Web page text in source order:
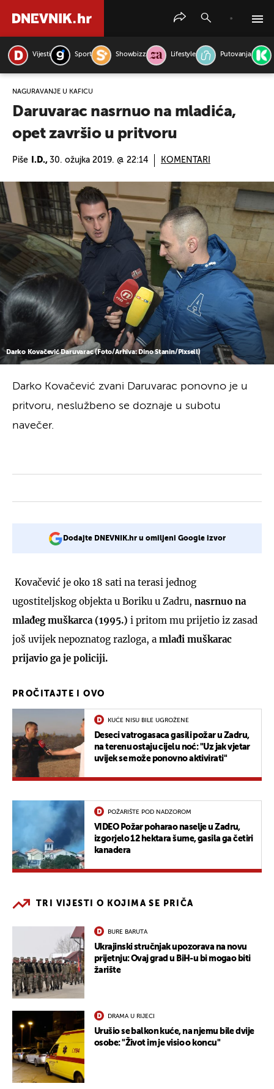
Vijesti Sport Showbizz Lifestyle Putovanja
NAGURAVANJE U KAFIĆU
Daruvarac nasrnuo na mladića,
opet završio u pritvoru
Piše I.D., 30. ožujka 2019. @ 22:14 KOMENTARI
Darko Kovačević Daruvarac (Foto/Arhiva: Dino Stanin/Pixsell)
Darko Kovačević zvani Daruvarac ponovno je u
pritvoru, neslužbeno se doznaje u subotu
navečer.
Dodajte DNEVNIK.hr u omiljeni Google izvor
Kovačević je oko 18 sati na terasi jednog
ugostiteljskog objekta u Boriku u Zadru, nasrnuo na
mlađeg muškarca (1995.) i pritom mu prijetio iz zasad
još uvijek nepoznatog razloga, a mlađi muškarac
prijavio ga je policiji.
PROČITAJTE I OVO
KUĆE NISU BILE UGROŽENE
Deseci vatrogasaca gasili požar u Zadru,
na terenu ostaju cijelu noć: "Uz jak vjetar
uvijek se može ponovno aktivirati"
POŽARIŠTE POD NADZOROM
VIDEO Požar poharao naselje u Zadru,
izgorjelo 12 hektara šume, gasila ga četiri
kanadera
TRI VIJESTI O KOJIMA SE PRIČA
BURE BARUTA
Ukrajinski stručnjak upozorava na novu
prijetnju: Ovaj grad u BiH-u bi mogao biti
žarište
DRAMA U RIJECI
Urušio se balkon kuće, na njemu bile dvije
osobe: "Život im je visio o koncu"
PRETRAŽITE VIJESTI